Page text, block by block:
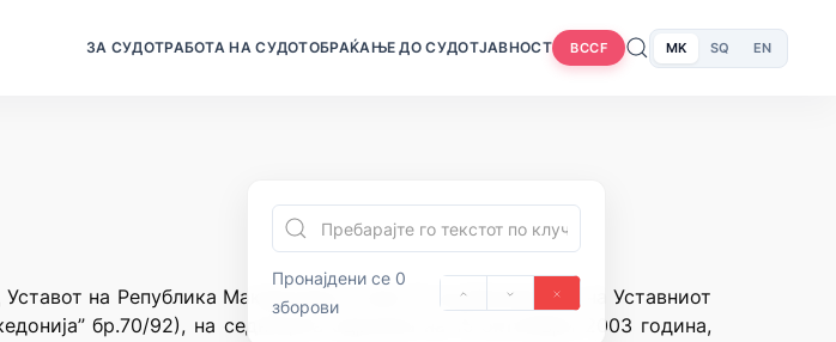
ЗА СУДОТРАБОТА НА СУДОТОБРАЌАЊЕ ДО СУДОТЈАВНОСТ BCCF MK SQ EN
Пронајдени се 0
зборови
на Република Македонија и член 71 од Деловникот на Уставниот
бр.70/92), на седницата одржана на 15 октомври 2003 година,